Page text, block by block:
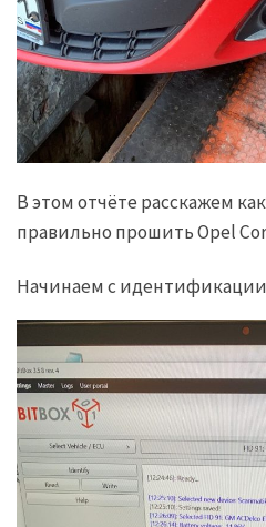
В этом отчёте расскажем
правильно прошить Opel
Начинаем с